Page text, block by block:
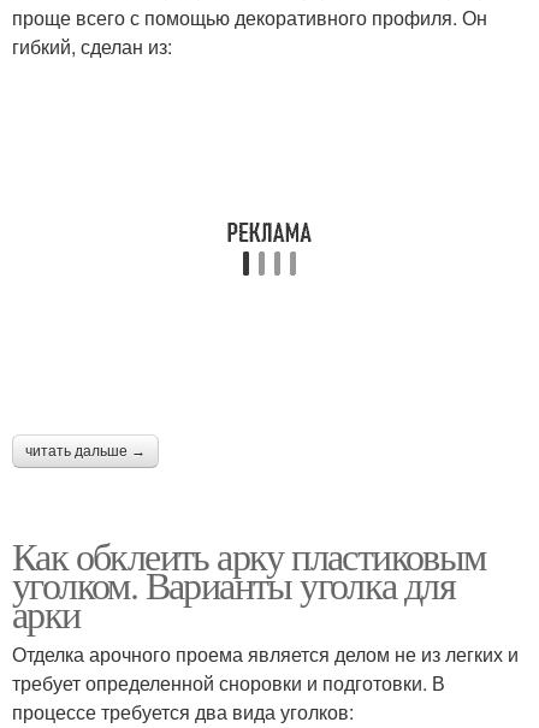
проще всего с помощью декоративного профиля. Он
гибкий, сделан из:
читать дальше →
Как обклеить арку пластиковым
уголком. Варианты уголка для
арки
Отделка арочного проема является делом не из легких и
требует определенной сноровки и подготовки. В
процессе требуется два вида уголков: